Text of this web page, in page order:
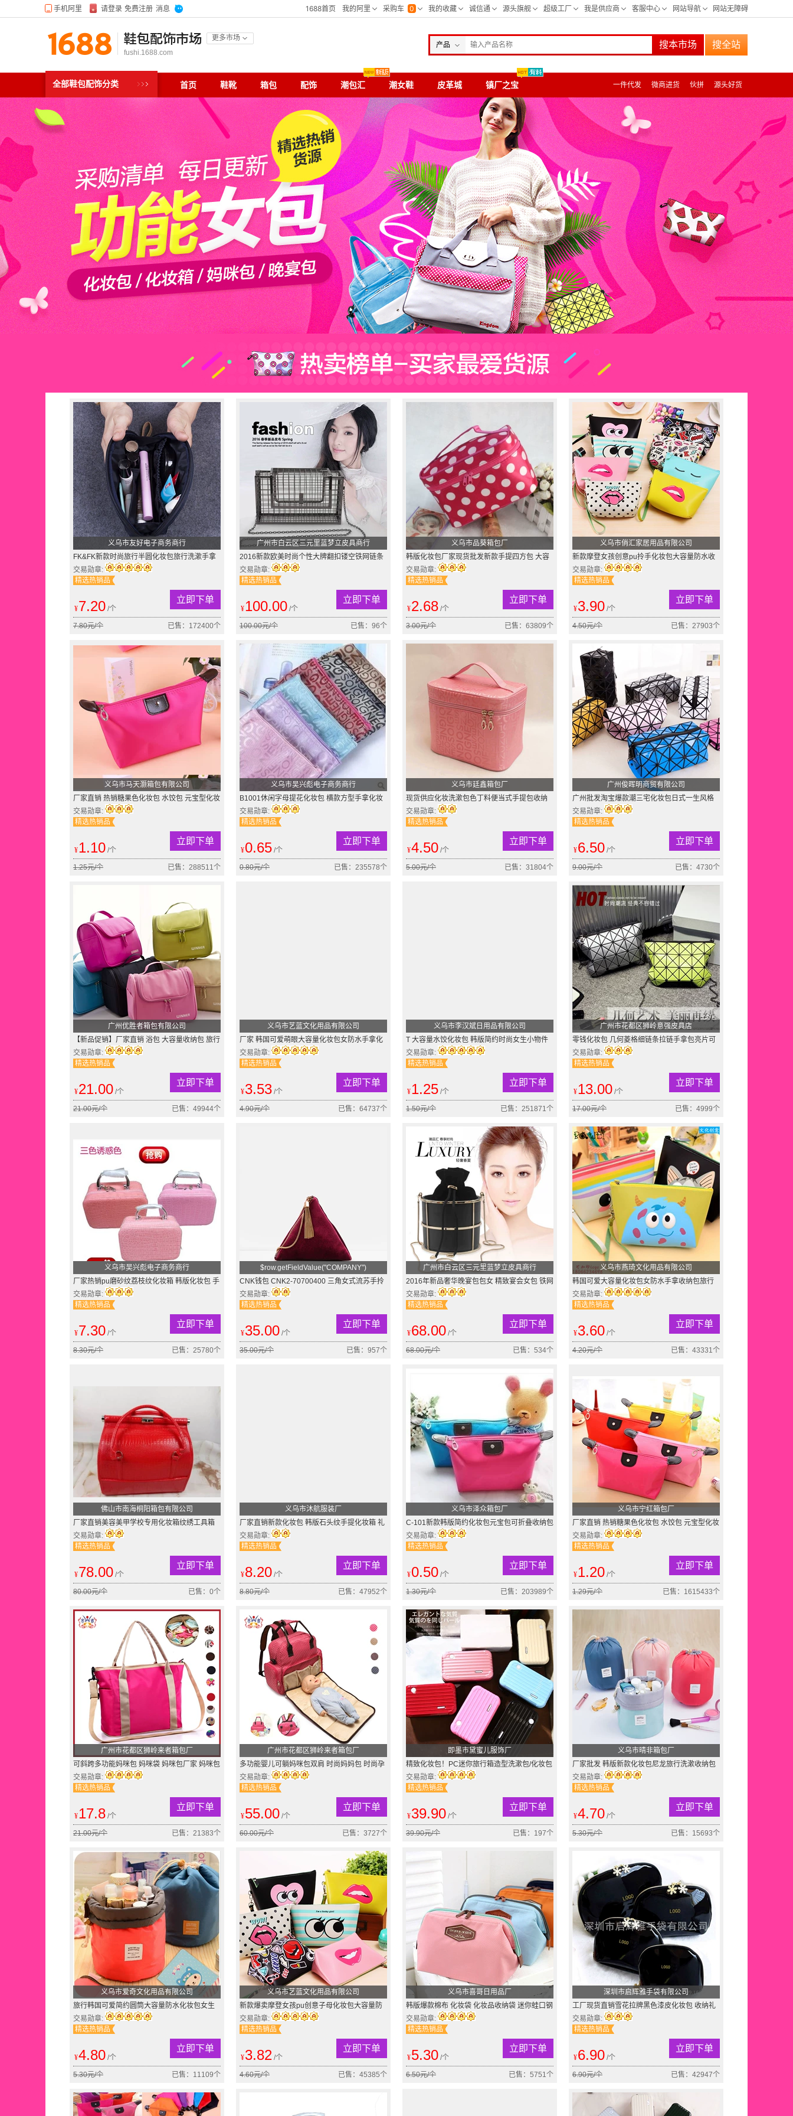
鞋包配饰市场
更多市场
fushi.1688.com
产品 搜本市场 搜全站
全部鞋包配饰分类 首页 鞋靴 箱包 配饰 潮包汇 潮女鞋 皮革城 镇厂之宝 源头好货
伙拼
微商进货
一件代发
义乌市友好电子商务商行
FK&FK新款时尚旅行半圆化妆包旅行洗漱手拿
贝壳包数码收纳便携包
交易勋章:
精选热销品
¥7.20 /个
立即下单
7.80元/个 已售：172400个
广州市白云区三元里蓝梦立皮具商行
2016新款欧美时尚个性大牌翻扣镂空铁网链条
斜挎老鼠笼晚宴包
交易勋章:
精选热销品
¥100.00 /个
立即下单
100.00元/个 已售：96个
义乌市品葵箱包厂
韩版化妆包厂家现货批发新款手提四方包 大容
量饰品包旅行洗漱包
交易勋章:
精选热销品
¥2.68 /个
立即下单
3.00元/个 已售：63809个
义乌市俏汇家居用品有限公司
新款摩登女孩创意pu拎手化妆包大容量防水收
纳包手拿包零钱包
交易勋章:
精选热销品
¥3.90 /个
立即下单
4.50元/个 已售：27903个
义乌市马天灏箱包有限公司
厂家直销 热销糖果色化妆包 水饺包 元宝型化妆
包礼品包 赠品馈赠
交易勋章:
精选热销品
¥1.10 /个
立即下单
1.25元/个 已售：288511个
义乌市吴兴彪电子商务商行
B1001休闲字母提花化妆包 横款方型手拿化妆
袋 多功能洗漱化妆包
交易勋章:
精选热销品
¥0.65 /个
立即下单
0.80元/个 已售：235578个
义乌市廷鑫箱包厂
现货供应化妆洗漱包色丁料便当式手提包收纳
化妆包四方包厂家直销
交易勋章:
精选热销品
¥4.50 /个
立即下单
5.00元/个 已售：31804个
广州俊晖明商贸有限公司
广州批发淘宝爆款潮三宅化妆包日式一生风格
菱格包包大容量手拿包
交易勋章:
精选热销品
¥6.50 /个
立即下单
9.00元/个 已售：4730个
广州优胜者箱包有限公司
【新品促销】厂家直销 浴包 大容量收纳包 旅行
包 涤沦洗漱包
交易勋章:
精选热销品
¥21.00 /个
立即下单
21.00元/个 已售：49944个
义乌市艺蓝文化用品有限公司
厂家 韩国可爱萌眼大容量化妆包女防水手拿化
妆品收纳包洗漱
交易勋章:
精选热销品
¥3.53 /个
立即下单
4.90元/个 已售：64737个
义乌市李汉斌日用品有限公司
T 大容量水饺化妆包 韩版简约时尚女生小物件
手拿包 收纳包 45g
交易勋章:
精选热销品
¥1.25 /个
立即下单
1.50元/个 已售：251871个
广州市花都区狮岭意强皮具店
零钱化妆包 几何菱格细链条拉链手拿包亮片可
斜跨女包包 批发
交易勋章:
精选热销品
¥13.00 /个
立即下单
17.00元/个 已售：4999个
义乌市吴兴彪电子商务商行
厂家热销pu磨砂纹荔枝纹化妆箱 韩版化妆包 手
提 方形收纳盒批发
交易勋章:
精选热销品
¥7.30 /个
立即下单
8.30元/个 已售：25780个
$row.getFieldValue("COMPANY")
CNK钱包 CNK2-70700400 三角女式流苏手拎
包粽子包
交易勋章:
精选热销品
¥35.00 /个
立即下单
35.00元/个 已售：957个
广州市白云区三元里蓝梦立皮具商行
2016年新品奢华晚宴包包女 精致宴会女包 铁网
猪笼个性迷你水桶包
交易勋章:
精选热销品
¥68.00 /个
立即下单
68.00元/个 已售：534个
义乌市燕琦文化用品有限公司
韩国可爱大容量化妆包女防水手拿收纳包旅行
洗漱包化装袋一件代发
交易勋章:
精选热销品
¥3.60 /个
立即下单
4.20元/个 已售：43331个
佛山市南海桐阳箱包有限公司
厂家直销美容美甲学校专用化妆箱纹绣工具箱
化妆品收纳箱美容箱
交易勋章:
精选热销品
¥78.00 /个
立即下单
80.00元/个 已售：0个
义乌市沐航服装厂
厂家直销新款化妆包 韩版石头纹手提化妆箱 礼
物赠品包 一件代发
交易勋章:
精选热销品
¥8.20 /个
立即下单
8.80元/个 已售：47952个
义乌市泽众箱包厂
C-101新款韩版简约化妆包元宝包可折叠收纳包
防水水饺包44
交易勋章:
精选热销品
¥0.50 /个
立即下单
1.30元/个 已售：203989个
义乌市宁红箱包厂
厂家直销 热销糖果色化妆包 水饺包 元宝型化妆
包礼品包 赠品馈赠
交易勋章:
精选热销品
¥1.20 /个
立即下单
1.29元/个 已售：1615433个
广州市花都区狮岭来者箱包厂
可斜跨多功能妈咪包 妈咪袋 妈咪包厂家 妈咪包
母婴包 来者品牌
交易勋章:
精选热销品
¥17.8 /个
立即下单
21.00元/个 已售：21383个
广州市花都区狮岭来者箱包厂
多功能婴儿可躺妈咪包双肩 时尚妈妈包 时尚孕
妇待产包尿布包
交易勋章:
精选热销品
¥55.00 /个
立即下单
60.00元/个 已售：3727个
即墨市黛蜜儿服饰厂
精致化妆包！PC迷你旅行箱造型洗漱包/化妆包
手拿包 包邮
交易勋章:
精选热销品
¥39.90 /个
立即下单
39.90元/个 已售：197个
义乌市晴非箱包厂
厂家批发 韩版新款化妆包尼龙旅行洗漱收纳包
尼龙圆筒化妆包
交易勋章:
精选热销品
¥4.70 /个
立即下单
5.30元/个 已售：15693个
义乌市爱奇文化用品有限公司
旅行韩国可爱简约圆筒大容量防水化妆包女生
便携整理化妆品洗漱包
交易勋章:
精选热销品
¥4.80 /个
立即下单
5.30元/个 已售：11109个
义乌市艺蓝文化用品有限公司
新款爆卖摩登女孩pu创意子母化妆包大容量防
水收纳包手拿包
交易勋章:
精选热销品
¥3.82 /个
立即下单
4.60元/个 已售：45385个
义乌市喜哥日用品厂
韩版爆款棉布 化妆袋 化妆品收纳袋 迷你蛙口钢
架 化妆包 零钱包
交易勋章:
精选热销品
¥5.30 /个
立即下单
6.50元/个 已售：5751个
深圳市启辉雅手袋有限公司
工厂现货直销雪花拉牌黑色漆皮化妆包 收纳礼
品包 洗漱包可订制
交易勋章:
精选热销品
¥6.90 /个
立即下单
6.90元/个 已售：42947个